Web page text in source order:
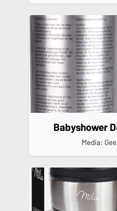
Babyshower
Media: